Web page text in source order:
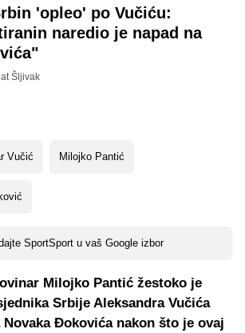
'opleo' po Vučiću:
naredio je napad na
Šljivak
Vučić Milojko Pantić
SportSport u vaš Google izbor
Milojko Pantić žestoko je
Srbije Aleksandra Vučića
Novaka Đokovića nakon što je ovaj